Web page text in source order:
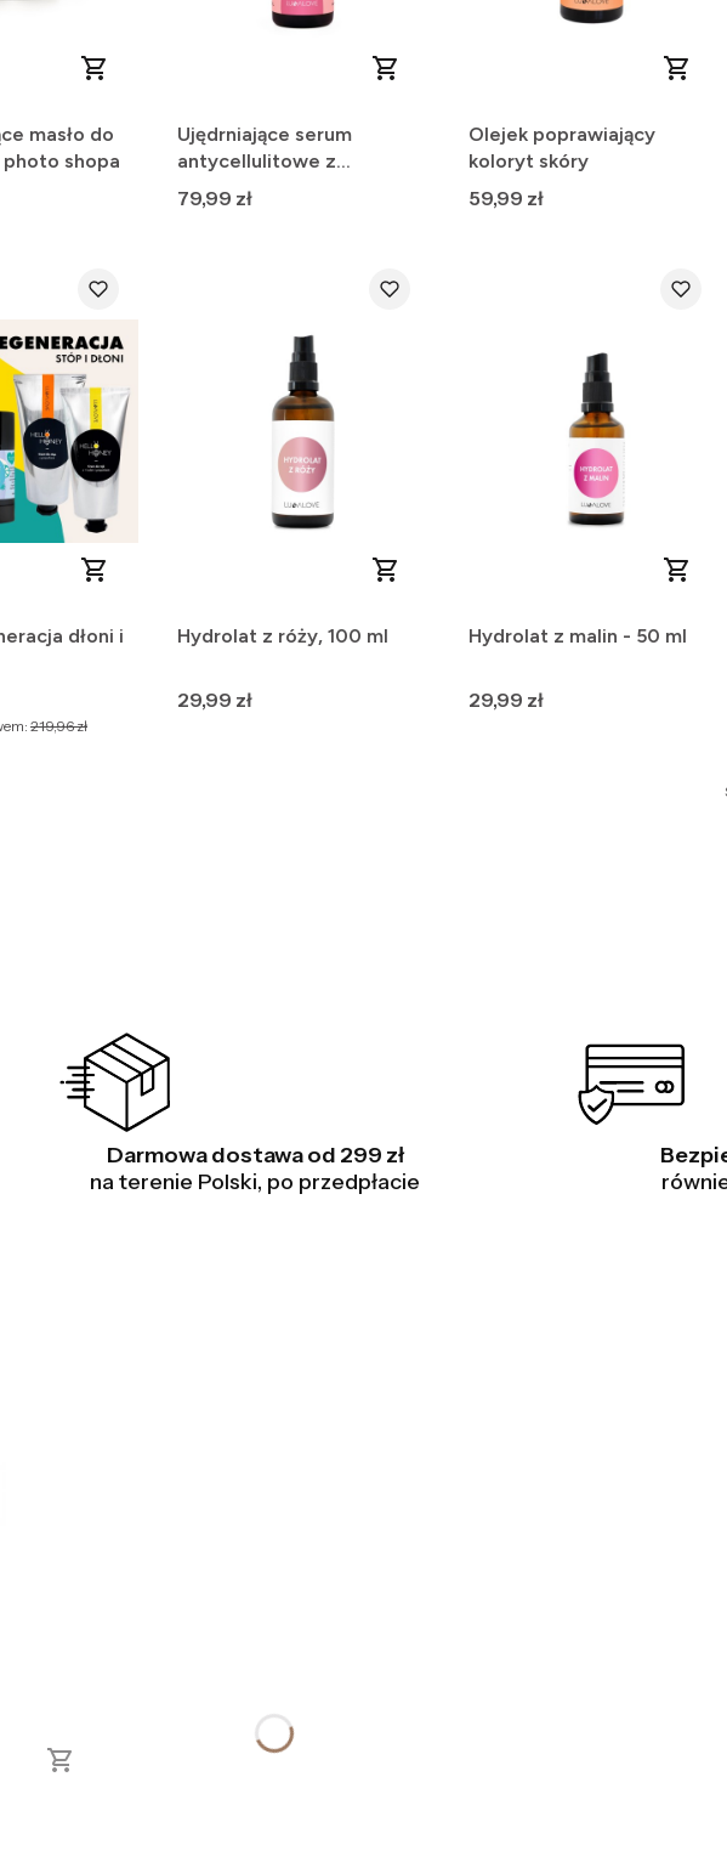
masło do
shopa
Ujędrniające serum
antycellulitowe z
bluszczem
Cena
79,99 zł
Olejek poprawiający
koloryt skóry
Cena
59,99 zł
dłoni i
219,96 zł
Hydrolat z róży, 100 ml
Cena
29,99 zł
Hydrolat z malin - 50 ml
Cena
29,99 zł
Darmowa dostawa od 299 zł
na terenie Polski, po przedpłacie